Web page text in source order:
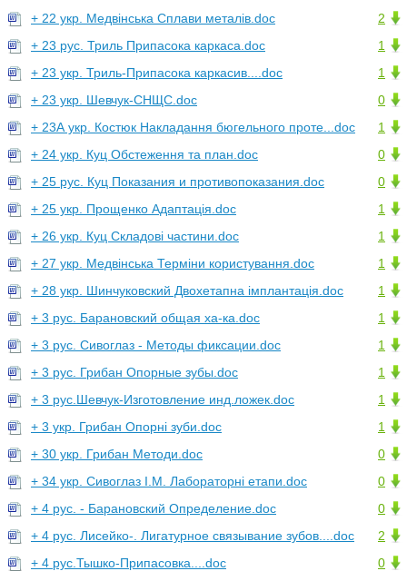
2
+ 22 укр. Медвінська Сплави металів.doc
1
+ 23 рус. Триль Припасока каркаса.doc
1
+ 23 укр. Триль-Припасока каркасив....doc
0
+ 23 укр. Шевчук-СНЩС.doc
1
+ 23А укр. Костюк Накладання бюгельного проте...doc
0
+ 24 укр. Куц Обстеження та план.doc
0
+ 25 рус. Куц Показания и противопоказания.doc
1
+ 25 укр. Прощенко Адаптація.doc
1
+ 26 укр. Куц Складові частини.doc
1
+ 27 укр. Медвінська Терміни користування.doc
1
+ 28 укр. Шинчуковский Двохетапна імплантація.doc
1
+ 3 рус. Барановский общая ха-ка.doc
1
+ 3 рус. Сивоглаз - Методы фиксации.doc
1
+ 3 рус. Грибан Опорные зубы.doc
1
+ 3 рус.Шевчук-Изготовление инд.ложек.doc
1
+ 3 укр. Грибан Опорні зуби.doc
0
+ 30 укр. Грибан Методи.doc
0
+ 34 укр. Сивоглаз І.М. Лабораторні етапи.doc
0
+ 4 рус. - Барановский Определение.doc
2
+ 4 рус. Лисейко-. Лигатурное связывание зубов....doc
0
+ 4 рус.Тышко-Припасовка....doc